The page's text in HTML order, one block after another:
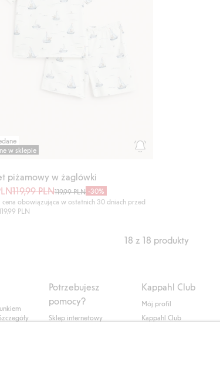
w sklepie
piżamowy w żaglówki
119,99 PLN119,99 PLN -30%
cena obowiązująca w ostatnich 30 dniach przed
PLN
18 z 18 produkty
Potrzebujesz
pomocy?
Sklep internetowy
Kappahl Club
Mój profil
Kappahl Club